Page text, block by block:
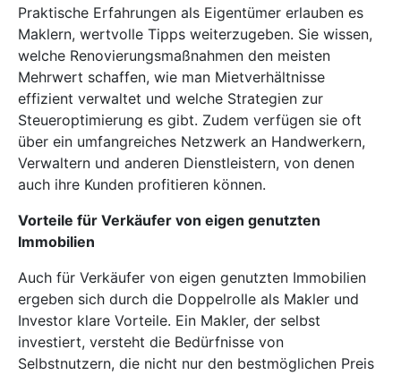
Praktische Erfahrungen als Eigentümer erlauben es
Maklern, wertvolle Tipps weiterzugeben. Sie wissen,
welche Renovierungsmaßnahmen den meisten
Mehrwert schaffen, wie man Mietverhältnisse
effizient verwaltet und welche Strategien zur
Steueroptimierung es gibt. Zudem verfügen sie oft
über ein umfangreiches Netzwerk an Handwerkern,
Verwaltern und anderen Dienstleistern, von denen
auch ihre Kunden profitieren können.
Vorteile für Verkäufer von eigen genutzten
Immobilien
Auch für Verkäufer von eigen genutzten Immobilien
ergeben sich durch die Doppelrolle als Makler und
Investor klare Vorteile. Ein Makler, der selbst
investiert, versteht die Bedürfnisse von
Selbstnutzern, die nicht nur den bestmöglichen Preis